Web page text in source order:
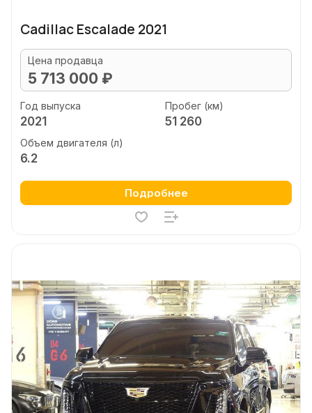
Cadillac Escalade 2021
Цена продавца
5 713 000 ₽
Год выпуска
2021
Пробег (км)
51 260
Объем двигателя (л)
6.2
Подробнее